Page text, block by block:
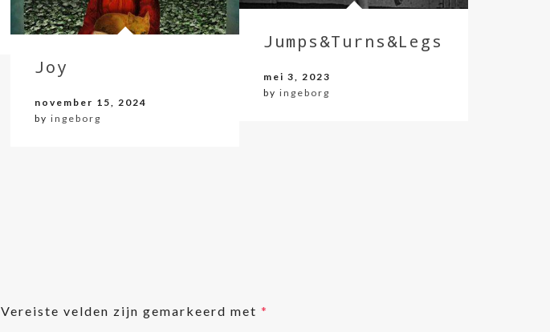
Joy
november 15, 2024
by ingeborg
Jumps&Turns&Legs
mei 3, 2023
by ingeborg
Vereiste velden zijn gemarkeerd met *